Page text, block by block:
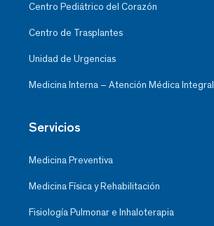
Centro Pediátrico del Corazón
Centro de Trasplantes
Unidad de Urgencias
Medicina Interna – Atención Médica Integral
Servicios
Medicina Preventiva
Medicina Física y Rehabilitación
Fisiología Pulmonar e Inhaloterapia